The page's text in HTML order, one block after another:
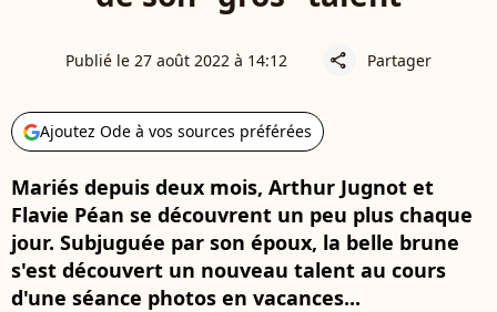
Publié le 27 août 2022 à 14:12 share Partager
Ajoutez Ode à vos sources préférées
Mariés depuis deux mois, Arthur Jugnot et
Flavie Péan se découvrent un peu plus chaque
jour. Subjuguée par son époux, la belle brune
s'est découvert un nouveau talent au cours
d'une séance photos en vacances...